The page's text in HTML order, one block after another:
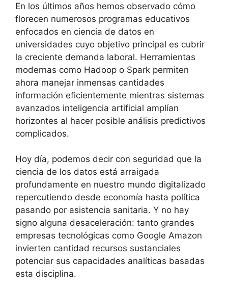
En los últimos años hemos observado cómo
florecen numerosos programas educativos
enfocados en ciencia de datos en
universidades cuyo objetivo principal es cubrir
la creciente demanda laboral. Herramientas
modernas como Hadoop o Spark permiten
ahora manejar inmensas cantidades
información eficientemente mientras sistemas
avanzados inteligencia artificial amplían
horizontes al hacer posible análisis predictivos
complicados.
Hoy día, podemos decir con seguridad que la
ciencia de los datos está arraigada
profundamente en nuestro mundo digitalizado
repercutiendo desde economía hasta política
pasando por asistencia sanitaria. Y no hay
signo alguna desaceleración: tanto grandes
empresas tecnológicas como Google Amazon
invierten cantidad recursos sustanciales
potenciar sus capacidades analíticas basadas
esta disciplina.